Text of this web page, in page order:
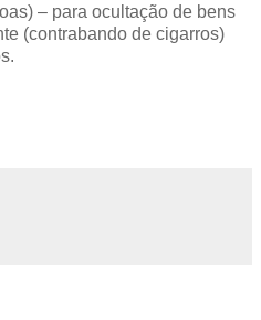
– para ocultação de bens
(contrabando de cigarros)